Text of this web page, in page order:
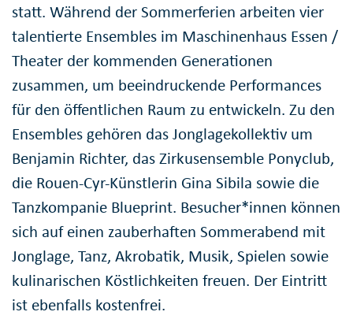
statt. Während der Sommerferien arbeiten vier
talentierte Ensembles im Maschinenhaus Essen /
Theater der kommenden Generationen
zusammen, um beeindruckende Performances
für den öffentlichen Raum zu entwickeln. Zu den
Ensembles gehören das Jonglagekollektiv um
Benjamin Richter, das Zirkusensemble Ponyclub,
die Rouen-Cyr-Künstlerin Gina Sibila sowie die
Tanzkompanie Blueprint. Besucher*innen können
sich auf einen zauberhaften Sommerabend mit
Jonglage, Tanz, Akrobatik, Musik, Spielen sowie
kulinarischen Köstlichkeiten freuen. Der Eintritt
ist ebenfalls kostenfrei.